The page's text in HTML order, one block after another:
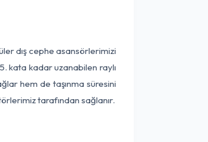
dış cephe asansörlerimizi
kata kadar uzanabilen raylı
hem de taşınma süresini
tarafından sağlanır.